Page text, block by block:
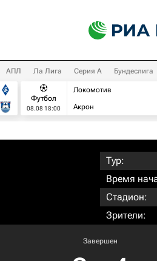
АПЛ Ла Лига Серия А Бундеслига
Футбол
08.08 18:00
Локомотив
Акрон
Тур:
Время
Стадион:
Зрители:
Завершен